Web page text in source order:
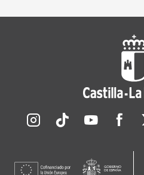
Redes sociales JCCM